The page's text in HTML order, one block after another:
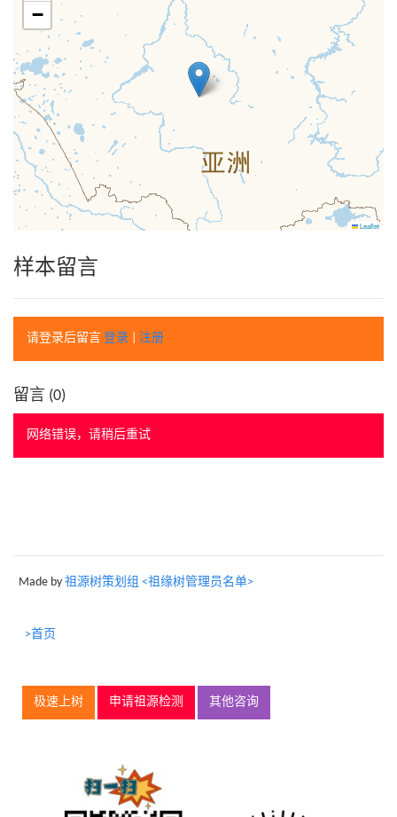
−
Leaflet
样本留言
请登录后留言 登录 注册
留言 (0)
网络错误，请稍后重试
Made by 祖源树策划组 <祖缘树管理员名单>
>首页
极速上树 申请祖源检测 其他咨询